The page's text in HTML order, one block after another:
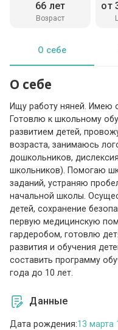
Возраст
66 лет от
О себе
О себе
Ищу работу няней. Имею
Готовлю к школьному
развитием детей,
возраста, занимаюсь
дошкольников,
школьников). Помогаю
заданий, устраняю
начальной школы.
детей, сохранение
первую медицинскую
гардеробом, готовлю
развития и обучения
составить программу
года до 10 лет.
Данные
Дата рождения:13 марта